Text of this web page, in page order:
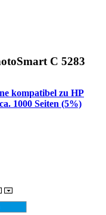
C 5283
kompatibel zu HP
1000 Seiten (5%)